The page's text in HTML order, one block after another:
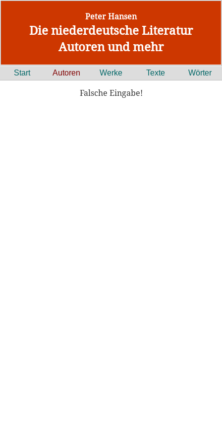
Peter Hansen
Die niederdeutsche Literatur
Autoren und mehr
Start Autoren Werke Texte Wörter
Falsche Eingabe!